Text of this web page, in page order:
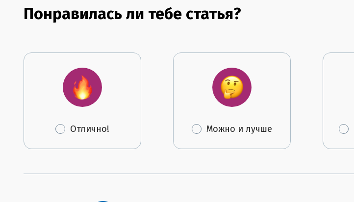
Понравилась ли тебе статья?
Отлично! Можно и лучше